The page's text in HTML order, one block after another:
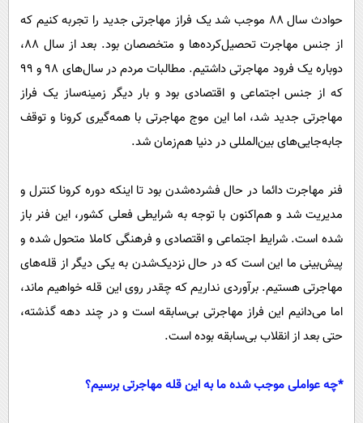
حوادث سال ۸۸ موجب شد یک فراز مهاجرتی جدید را تجربه کنیم که
از جنس مهاجرت تحصیل‌کرده‌ها و متخصصان بود. بعد از سال ۸۸،
دوباره یک فرود مهاجرتی داشتیم. مطالبات مردم در سال‌های ۹۸ و ۹۹
که از جنس اجتماعی و اقتصادی بود و بار دیگر زمینه‌ساز یک فراز
مهاجرتی جدید شد، اما این موج مهاجرتی با همه‌گیری کرونا و توقف
جابه‌جایی‌های بین‌المللی در دنیا هم‌زمان شد.
فنر مهاجرت دائما در حال فشرده‌شدن بود تا اینکه دوره کرونا کنترل و
مدیریت شد و هم‌اکنون با توجه به شرایطی فعلی کشور، این فنر باز
شده است. شرایط اجتماعی و اقتصادی و فرهنگی کاملا متحول شده و
پیش‌بینی ما این است که در حال نزدیک‌شدن به یکی دیگر از قله‌های
مهاجرتی هستیم. برآوردی نداریم که چقدر روی این قله خواهیم ماند،
اما می‌دانیم این فراز مهاجرتی بی‌سابقه است و در چند دهه گذشته،
حتی بعد از انقلاب بی‌سابقه بوده است.
‌*چه عواملی موجب شده ما به این قله مهاجرتی برسیم؟